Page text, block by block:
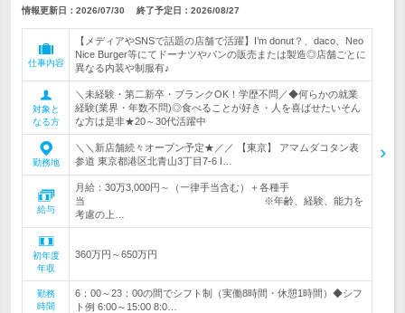
情報更新日：2026/07/30 終了予定日： 2026/08/27
仕事内容
【メディアやSNSで話題の店舗で活躍】I’m donut？、daco、Neo
Nice Burger等にてドーナツやパンの販売または製造◎店舗ごとに
異なる内装や制服有♪
対象と
なる方
＼未経験・第二新卒・ブランクOK！学歴不問／◆何らかの就業
経験(業界・年数不問)◎食べることが好き・人を喜ばせたいそん
な方は是非★20～30代活躍中
勤務地
＼＼新店舗続々オープン予定★／／ 【東京】 アマムダコタン表
参道 東京都港区北青山3丁目7-6 I…
給与
月給：30万3,000円～（一律手当含む）＋各種手
当 ※年齢、経験、能力を
考慮の上…
初年度
年収
360万円～650万円
勤務
時間
6：00～23：00の間でシフト制（実働8時間・休憩1時間）◆シフ
ト例 6:00～15:00 8:0…